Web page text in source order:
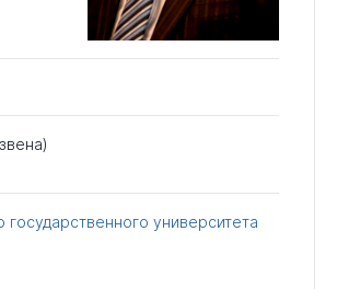
государственного университета